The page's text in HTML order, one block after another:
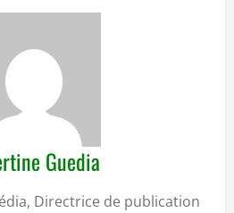
Guedia
Directrice de publication